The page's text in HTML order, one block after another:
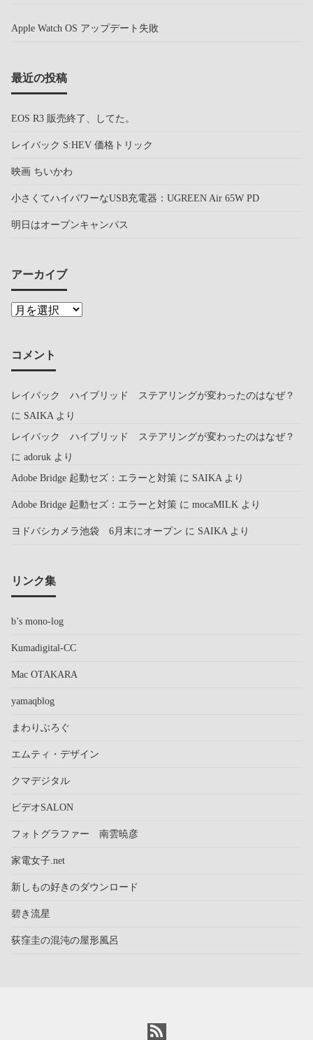
Apple Watch OS アップデート失敗
最近の投稿
EOS R3 販売終了、してた。
レイバック S:HEV 価格トリック
映画 ちいかわ
小さくてハイパワーなUSB充電器：UGREEN Air 65W PD
明日はオープンキャンパス
アーカイブ
コメント
レイバック ハイブリッド ステアリングが変わったのはなぜ？
に SAIKA より
レイバック ハイブリッド ステアリングが変わったのはなぜ？
に adoruk より
Adobe Bridge 起動セズ：エラーと対策 に SAIKA より
Adobe Bridge 起動セズ：エラーと対策 に mocaMILK より
ヨドバシカメラ池袋 6月末にオープン に SAIKA より
リンク集
b’s mono-log
Kumadigital-CC
Mac OTAKARA
yamaqblog
まわりぶろぐ
エムティ・デザイン
クマデジタル
ビデオSALON
フォトグラファー 南雲暁彦
家電女子.net
新しもの好きのダウンロード
碧き流星
荻窪圭の混沌の屋形風呂